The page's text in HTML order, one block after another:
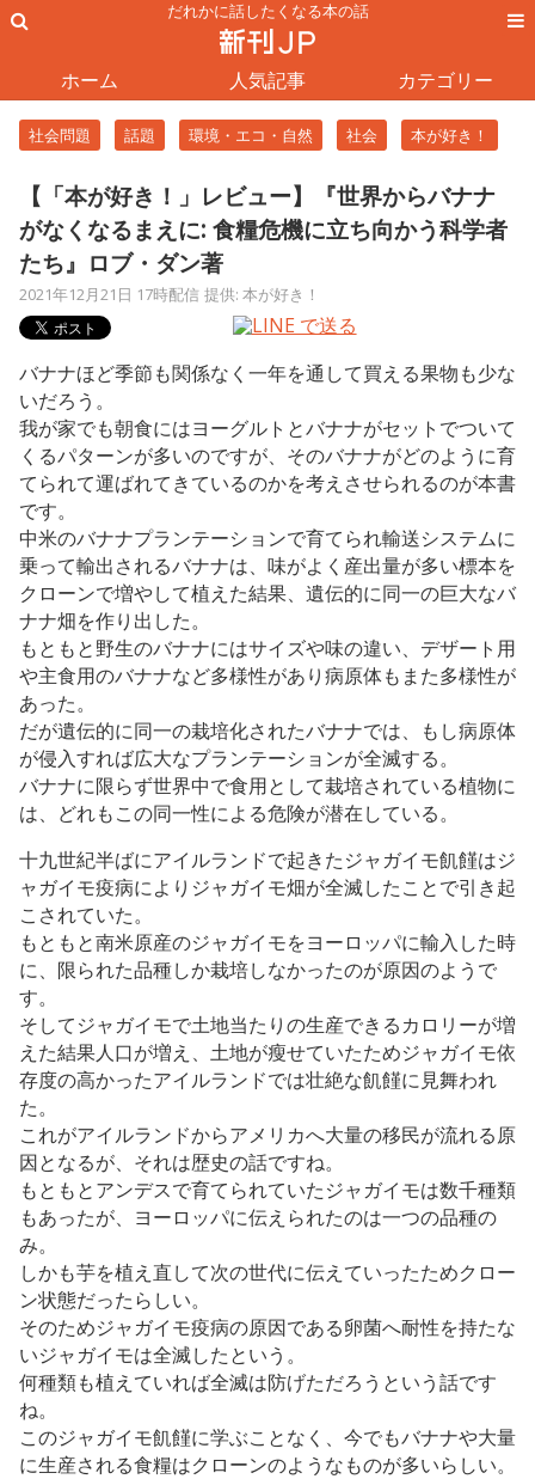
だれかに話したくなる本の話
ホーム 人気記事 カテゴリー
社会問題 話題 環境・エコ・自然 社会 本が好き！
【「本が好き！」レビュー】『世界からバナナ
がなくなるまえに: 食糧危機に立ち向かう科学者
たち』ロブ・ダン著
2021年12月21日 17時配信 提供: 本が好き！
バナナほど季節も関係なく一年を通して買える果物も少な
いだろう。
我が家でも朝食にはヨーグルトとバナナがセットでついて
くるパターンが多いのですが、そのバナナがどのように育
てられて運ばれてきているのかを考えさせられるのが本書
です。
中米のバナナプランテーションで育てられ輸送システムに
乗って輸出されるバナナは、味がよく産出量が多い標本を
クローンで増やして植えた結果、遺伝的に同一の巨大なバ
ナナ畑を作り出した。
もともと野生のバナナにはサイズや味の違い、デザート用
や主食用のバナナなど多様性があり病原体もまた多様性が
あった。
だが遺伝的に同一の栽培化されたバナナでは、もし病原体
が侵入すれば広大なプランテーションが全滅する。
バナナに限らず世界中で食用として栽培されている植物に
は、どれもこの同一性による危険が潜在している。
十九世紀半ばにアイルランドで起きたジャガイモ飢饉はジ
ャガイモ疫病によりジャガイモ畑が全滅したことで引き起
こされていた。
もともと南米原産のジャガイモをヨーロッパに輸入した時
に、限られた品種しか栽培しなかったのが原因のようで
す。
そしてジャガイモで土地当たりの生産できるカロリーが増
えた結果人口が増え、土地が瘦せていたためジャガイモ依
存度の高かったアイルランドでは壮絶な飢饉に見舞われ
た。
これがアイルランドからアメリカへ大量の移民が流れる原
因となるが、それは歴史の話ですね。
もともとアンデスで育てられていたジャガイモは数千種類
もあったが、ヨーロッパに伝えられたのは一つの品種の
み。
しかも芋を植え直して次の世代に伝えていったためクロー
ン状態だったらしい。
そのためジャガイモ疫病の原因である卵菌へ耐性を持たな
いジャガイモは全滅したという。
何種類も植えていれば全滅は防げただろうという話です
ね。
このジャガイモ飢饉に学ぶことなく、今でもバナナや大量
に生産される食糧はクローンのようなものが多いらしい。